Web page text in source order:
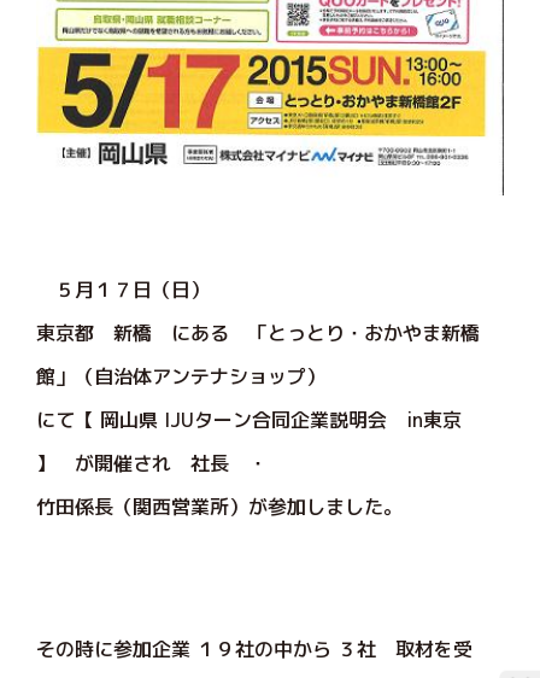
５月１７日（日）
東京都 新橋 にある 「とっとり・おかやま新橋
館」（自治体アンテナショップ）
にて【 岡山県 IJUターン合同企業説明会 in東京
】 が開催され 社長 ・
竹田係長（関西営業所）が参加しました。
その時に参加企業 １９社の中から ３社 取材を受